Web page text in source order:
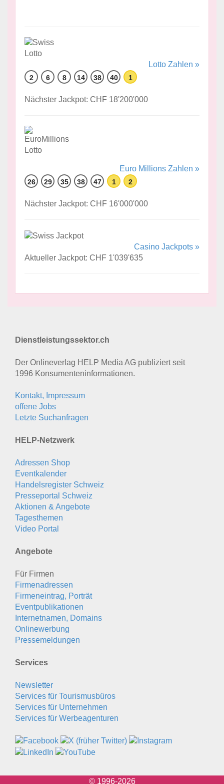
Lotto Zahlen »
2 6 8 14 38 40 1
Nächster Jackpot: CHF 18'200'000
Euro Millions Zahlen »
26 29 35 38 47 1 2
Nächster Jackpot: CHF 16'000'000
Casino Jackpots »
Aktueller Jackpot: CHF 1'039'635
Dienstleistungssektor.ch
Der Onlineverlag HELP Media AG publiziert seit
1996 Konsumenten­informationen.
Kontakt, Impressum
offene Jobs
Letzte Suchanfragen
HELP-Netzwerk
Adressen Shop
Eventkalender
Handelsregister Schweiz
Presseportal Schweiz
Aktionen & Angebote
Tagesthemen
Video Portal
Angebote
Für Firmen
Firmenadressen
Firmeneintrag, Porträt
Eventpublikationen
Internetnamen, Domains
Onlinewerbung
Pressemeldungen
Services
Newsletter
Services für Tourismusbüros
Services für Unternehmen
Services für Werbeagenturen
© 1996-2026